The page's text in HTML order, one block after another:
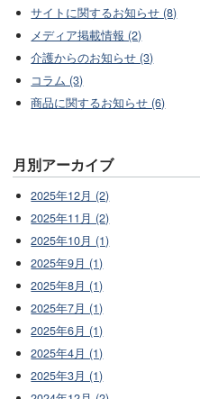
サイトに関するお知らせ (8)
メディア掲載情報 (2)
介護からのお知らせ (3)
コラム (3)
商品に関するお知らせ (6)
月別アーカイブ
2025年12月 (2)
2025年11月 (2)
2025年10月 (1)
2025年9月 (1)
2025年8月 (1)
2025年7月 (1)
2025年6月 (1)
2025年4月 (1)
2025年3月 (1)